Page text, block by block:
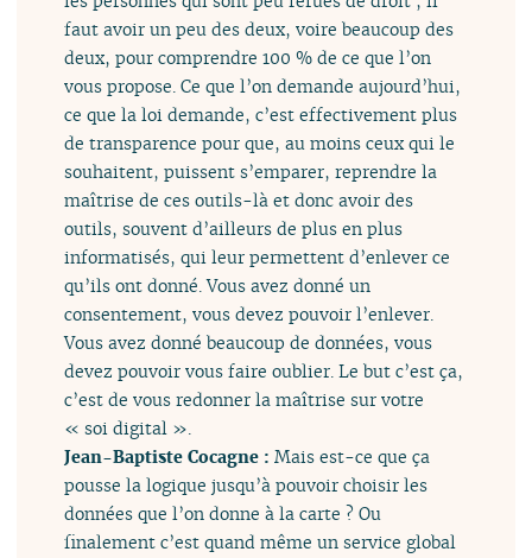
faut avoir un peu des deux, voire beaucoup des
deux, pour comprendre 100 % de ce que l’on
vous propose. Ce que l’on demande aujourd’hui,
ce que la loi demande, c’est effectivement plus
de transparence pour que, au moins ceux qui le
souhaitent, puissent s’emparer, reprendre la
maîtrise de ces outils-là et donc avoir des
outils, souvent d’ailleurs de plus en plus
informatisés, qui leur permettent d’enlever ce
qu’ils ont donné. Vous avez donné un
consentement, vous devez pouvoir l’enlever.
Vous avez donné beaucoup de données, vous
devez pouvoir vous faire oublier. Le but c’est ça,
c’est de vous redonner la maîtrise sur votre
« soi digital ».
Jean-Baptiste Cocagne :Mais est-ce que ça
pousse la logique jusqu’à pouvoir choisir les
données que l’on donne à la carte ? Ou
finalement c’est quand même un service global